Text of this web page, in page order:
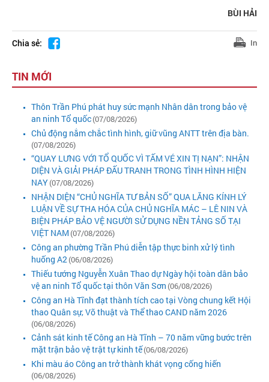
BÙI HẢI
Chia sẻ: In
TIN MỚI
Thôn Trần Phú phát huy sức mạnh Nhân dân trong bảo vệ
an ninh Tổ quốc(07/08/2026)
Chủ động nắm chắc tình hình, giữ vũng ANTT trên địa bàn.
(07/08/2026)
“QUAY LƯNG VỚI TỔ QUỐC VÌ TẤM VÉ XIN TỊ NẠN”: NHẬN
DIỆN VÀ GIẢI PHÁP ĐẤU TRANH TRONG TÌNH HÌNH HIỆN
NAY(07/08/2026)
NHẬN DIỆN “CHỦ NGHĨA TƯ BẢN SỐ” QUA LĂNG KÍNH LÝ
LUẬN VỀ SỰ THA HÓA CỦA CHỦ NGHĨA MÁC – LÊ NIN VÀ
BIỆN PHÁP BẢO VỆ NGƯỜI SỬ DỤNG NỀN TẢNG SỐ TẠI
VIỆT NAM (07/08/2026)
Công an phường Trần Phú diễn tập thực binh xử lý tình
huống A2(06/08/2026)
Thiếu tướng Nguyễn Xuân Thao dự Ngày hội toàn dân bảo
vệ an ninh Tổ quốc tại thôn Văn Sơn (06/08/2026)
Công an Hà Tĩnh đạt thành tích cao tại Vòng chung kết Hội
thao Quân sự, Võ thuật và Thể thao CAND năm 2026
(06/08/2026)
Cảnh sát kinh tế Công an Hà Tĩnh – 70 năm vững bước trên
mặt trận bảo vệ trật tự kinh tế(06/08/2026)
Khi màu áo Công an trở thành khát vọng cống hiến
(06/08/2026)